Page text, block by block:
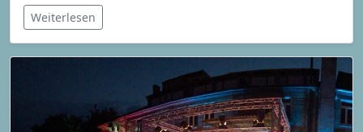
Weiterlesen